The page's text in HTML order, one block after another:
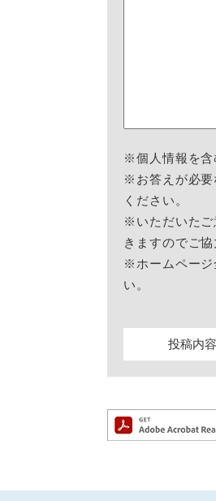
※個人情報を含
※お答えが必要
ください。
※いただいたご
きますのでご協
※ホームページ
い。